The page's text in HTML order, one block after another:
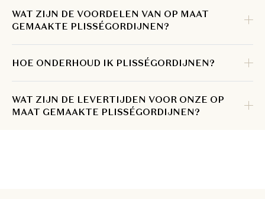
WAT ZIJN DE VOORDELEN VAN OP MAAT
GEMAAKTE PLISSÉGORDIJNEN?
HOE ONDERHOUD IK PLISSÉGORDIJNEN?
WAT ZIJN DE LEVERTIJDEN VOOR ONZE OP
MAAT GEMAAKTE PLISSÉGORDIJNEN?